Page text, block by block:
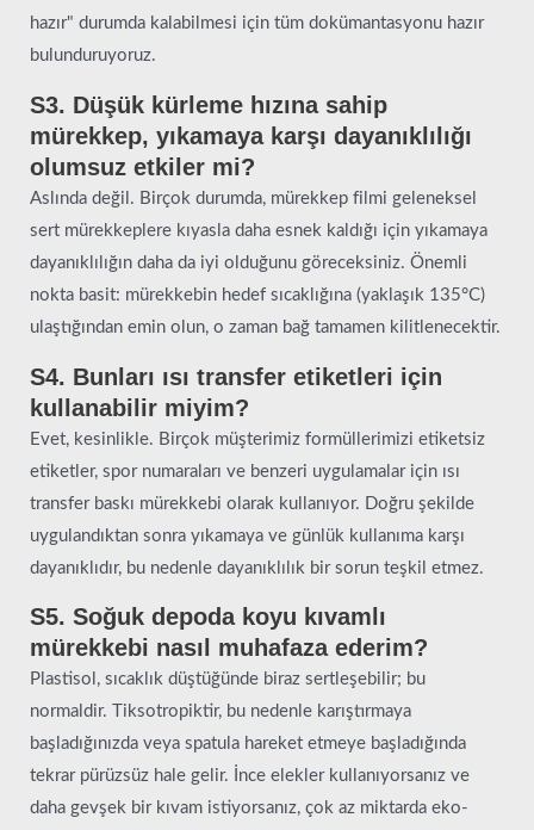
hazır" durumda kalabilmesi için tüm dokümantasyonu hazır
bulunduruyoruz.
S3. Düşük kürleme hızına sahip
mürekkep, yıkamaya karşı dayanıklılığı
olumsuz etkiler mi?
Aslında değil. Birçok durumda, mürekkep filmi geleneksel
sert mürekkeplere kıyasla daha esnek kaldığı için yıkamaya
dayanıklılığın daha da iyi olduğunu göreceksiniz. Önemli
nokta basit: mürekkebin hedef sıcaklığına (yaklaşık 135°C)
ulaştığından emin olun, o zaman bağ tamamen kilitlenecektir.
S4. Bunları ısı transfer etiketleri için
kullanabilir miyim?
Evet, kesinlikle. Birçok müşterimiz formüllerimizi etiketsiz
etiketler, spor numaraları ve benzeri uygulamalar için ısı
transfer baskı mürekkebi olarak kullanıyor. Doğru şekilde
uygulandıktan sonra yıkamaya ve günlük kullanıma karşı
dayanıklıdır, bu nedenle dayanıklılık bir sorun teşkil etmez.
S5. Soğuk depoda koyu kıvamlı
mürekkebi nasıl muhafaza ederim?
Plastisol, sıcaklık düştüğünde biraz sertleşebilir; bu
normaldir. Tiksotropiktir, bu nedenle karıştırmaya
başladığınızda veya spatula hareket etmeye başladığında
tekrar pürüzsüz hale gelir. İnce elekler kullanıyorsanız ve
daha gevşek bir kıvam istiyorsanız, çok az miktarda eko-